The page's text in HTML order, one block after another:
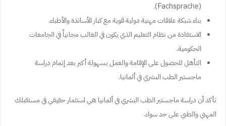
(Fachsprache).
بناء شبكة علاقات مهنية دولية قوية مع كبار الأساتذة والأطباء.
الاستفادة من نظام التعليم الذي يكون في الغالب مجانياً في الجامعات
الحكومية.
التأهل للحصول على الإقامة والعمل بسهولة أكبر بعد إتمام دراسة
ماجستير الطب البشري في ألمانيا.
تأكد أن دراسة ماجستير الطب البشري في ألمانيا هي استثمار حقيقي في مستقبلك
المهني والطبي على حد سواء.